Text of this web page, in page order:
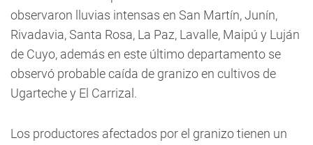
observaron lluvias intensas en San Martín, Junín,
Rivadavia, Santa Rosa, La Paz, Lavalle, Maipú y Luján
de Cuyo, además en este último departamento se
observó probable caída de granizo en cultivos de
Ugarteche y El Carrizal.
Los productores afectados por el granizo tienen un